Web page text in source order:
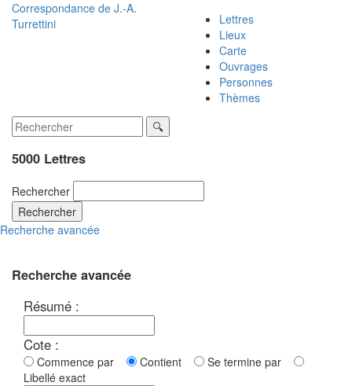
Correspondance de J.-A.
Turrettini
Lettres
Lieux
Carte
Ouvrages
Personnes
Thèmes
5000 Lettres
Rechercher
Rechercher
Recherche avancée
Recherche avancée
Résumé :
Cote :
Commence par Contient
Se termine par
Libellé exact